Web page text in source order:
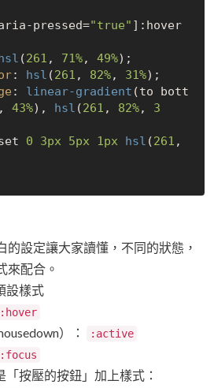
pressed="true" ] :hover
(261 , 71%, 49%);
: hsl (261 , 82%, 31%);
: linear-gradient (to bott
43%), hsl (261 , 82%, 3
0 3px 5px 1px hsl (261
的設定讓大家讀懂，不同的狀態，
來配合。
設樣式
:hover
）： :active
:focus
「按壓的按鈕」加上樣式：